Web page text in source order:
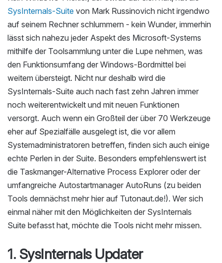
SysInternals-Suite von Mark Russinovich nicht irgendwo
auf seinem Rechner schlummern - kein Wunder, immerhin
lässt sich nahezu jeder Aspekt des Microsoft-Systems
mithilfe der Toolsammlung unter die Lupe nehmen, was
den Funktionsumfang der Windows-Bordmittel bei
weitem übersteigt. Nicht nur deshalb wird die
SysInternals-Suite auch nach fast zehn Jahren immer
noch weiterentwickelt und mit neuen Funktionen
versorgt. Auch wenn ein Großteil der über 70 Werkzeuge
eher auf Spezialfälle ausgelegt ist, die vor allem
Systemadministratoren betreffen, finden sich auch einige
echte Perlen in der Suite. Besonders empfehlenswert ist
die Taskmanger-Alternative Process Explorer oder der
umfangreiche Autostartmanager AutoRuns (zu beiden
Tools demnächst mehr hier auf Tutonaut.de!). Wer sich
einmal näher mit den Möglichkeiten der SysInternals
Suite befasst hat, möchte die Tools nicht mehr missen.
1. SysInternals Updater